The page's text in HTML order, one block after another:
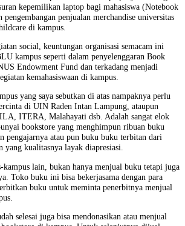
kepemilikan laptop bagi mahasiswa (Notebook
pengembangan penjualan merchandise universitas
di kampus.
social, keuntungan organisasi semacam ini
kampus seperti dalam penyelenggaran Book
Endowment Fund dan terkadang menjadi
kemahasiswaan di kampus.
yang saya sebutkan di atas nampaknya perlu
di UIN Raden Intan Lampung, ataupun
ITERA, Malahayati dsb. Adalah sangat elok
bookstore yang menghimpun ribuan buku
pengajarnya atau pun buku buku terbitan dari
yang kualitasnya layak diapresiasi.
kampus lain, bukan hanya menjual buku tetapi juga
Toko buku ini bisa bekerjasama dengan para
buku untuk meminta penerbitnya menjual
selesai juga bisa mendonasikan atau menjual